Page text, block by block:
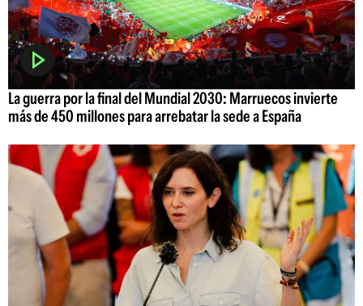
La guerra por la final del Mundial 2030: Marruecos invierte
más de 450 millones para arrebatar la sede a España